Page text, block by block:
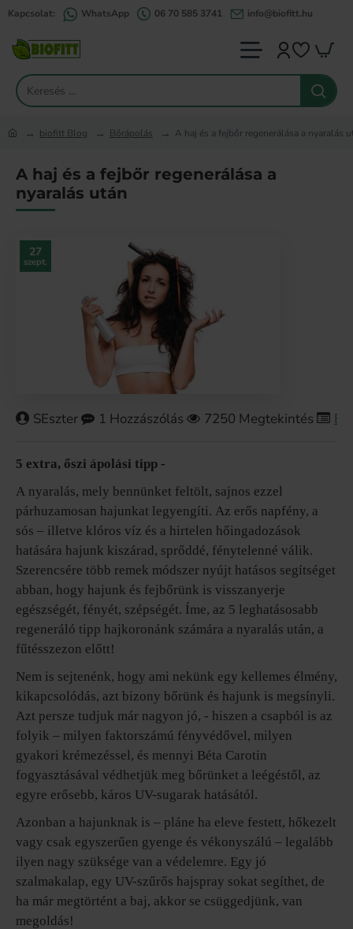
Kapcsolat: WhatsApp 06 70 585 3741 info@biofitt.hu
Keresés
biofitt Blog Bőrápolás A haj és a fejbőr regenerálása a nyaralás
A haj és a fejbőr regenerálása a
nyaralás után
27
szept.
SEszter 1 Hozzászólás 7250 Megtekintés
5 extra, őszi ápolási tipp -
A nyaralás, mely bennünket feltölt, sajnos ezzel
párhuzamosan hajunkat legyengíti. Az erős napfény, a
sós – illetve klóros víz és a hirtelen hőingadozások
hatására hajunk kiszárad, sprőddé, fénytelenné válik.
Szerencsére több remek módszer nyújt hatásos segítséget
abban, hogy hajunk és fejbőrünk is visszanyerje
egészségét, fényét, szépségét. Íme, az 5 leghatásosabb
regeneráló tipp hajkoronánk számára a nyaralás után, a
fűtésszezon előtt!
Nem is sejtenénk, hogy ami nekünk egy kellemes élmény,
kikapcsolódás, azt bizony bőrünk és hajunk is megsínyli.
Azt persze tudjuk már nagyon jó, - hiszen a csapból is az
folyik – milyen faktorszámú fényvédővel, milyen
gyakori krémezéssel, és mennyi Béta Carotin
fogyasztásával védhetjük meg bőrünket a leégéstől, az
egyre erősebb, káros UV-sugarak hatásától.
Azonban a hajunknak is – pláne ha eleve festett, hőkezelt
vagy csak egyszerűen gyenge és vékonyszálú – legalább
ilyen nagy szüksége van a védelemre. Egy jó
szalmakalap, egy UV-szűrős hajspray sokat segíthet, de
ha már megtörtént a baj, akkor se csüggedjünk, van
megoldás!